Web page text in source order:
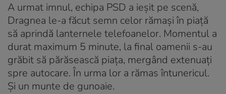
A urmat imnul, echipa PSD a ieșit pe scenă,
Dragnea le-a făcut semn celor rămași în piață
să aprindă lanternele telefoanelor. Momentul a
durat maximum 5 minute, la final oamenii s-au
grăbit să părăsească piața, mergând extenuați
spre autocare. În urma lor a rămas întunericul.
Și un munte de gunoaie.